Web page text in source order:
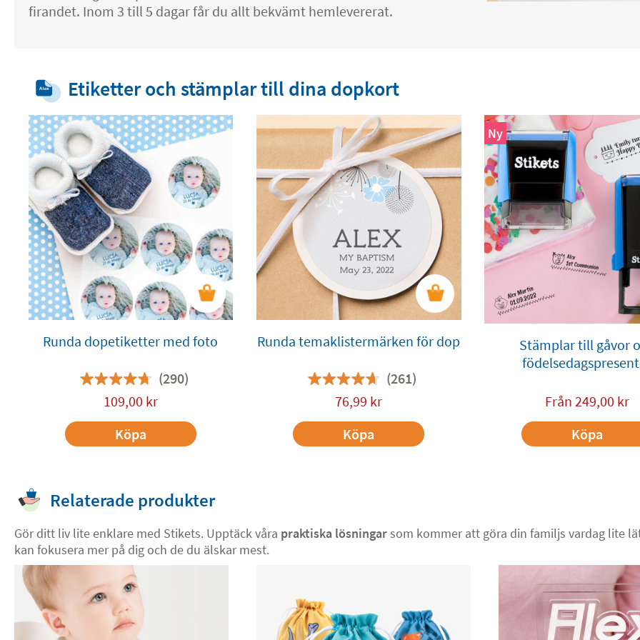
firandet. Inom 3 till 5 dagar får du allt bekvämt hemlevererat.
Etiketter och stämplar till dina dopkort
Runda dopetiketter med foto
(290)
109,00 kr
Köpa
Runda temaklistermärken för dop
(261)
76,99 kr
Köpa
Ny
Stämplar till gåvor
Från 249,00 kr
Köpa
Relaterade produkter
Gör ditt liv lite enklare med Stikets. Upptäck våra praktiska lösningarsom kommer att göra din familjs vardag lite
kan fokusera mer på dig och de du älskar mest.